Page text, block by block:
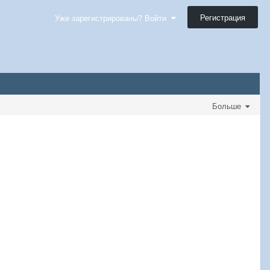
Уже зарегистрированы? Войти Регистрация
Больше